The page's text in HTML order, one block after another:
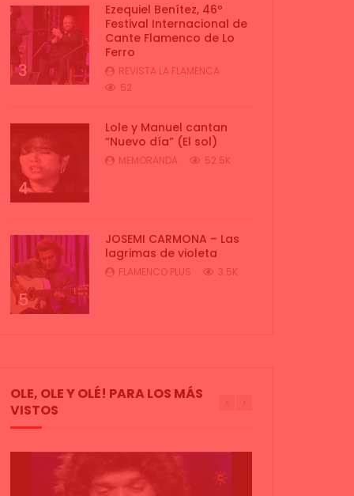
3
Ezequiel Benítez, 46º
Festival Internacional de
Cante Flamenco de Lo
Ferro
REVISTA LA FLAMENCA
52
4
Lole y Manuel cantan
“Nuevo día” (El sol)
MEMORANDA 52.5K
5
JOSEMI CARMONA – Las
lagrimas de violeta
FLAMENCO PLUS 3.5K
OLE, OLE Y OLÉ! PARA LOS MÁS
VISTOS